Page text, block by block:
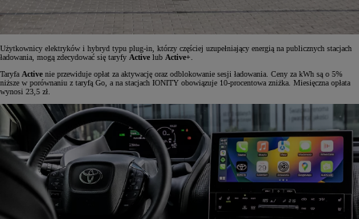
Użytkownicy elektryków i hybryd typu plug-in, którzy częściej uzupełniający energią na publicznych stacjach
ładowania, mogą zdecydować się taryfy Active lub Active+
Taryfa Active nie przewiduje opłat za aktywację oraz odblokowanie sesji ładowania. Ceny za kWh są o 5%
niższe w porównaniu z taryfą Go, a na stacjach IONITY obowiązuje 10-procentowa zniżka. Miesięczna opłata
wynosi 23,5 zł.